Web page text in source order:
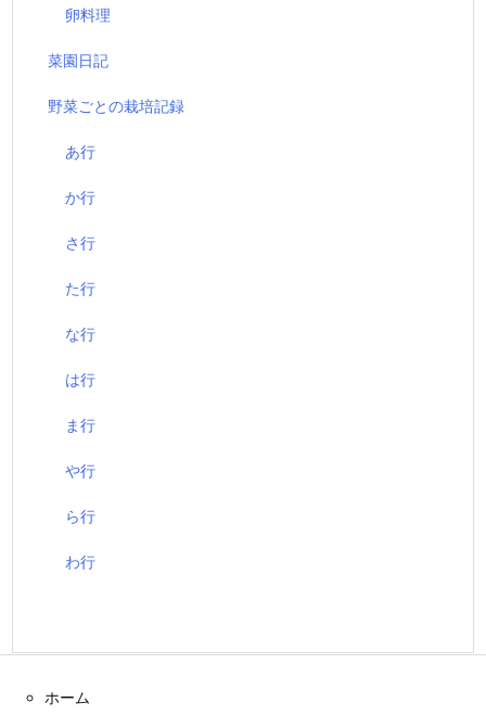
卵料理
菜園日記
野菜ごとの栽培記録
あ行
か行
さ行
た行
な行
は行
ま行
や行
ら行
わ行
ホーム